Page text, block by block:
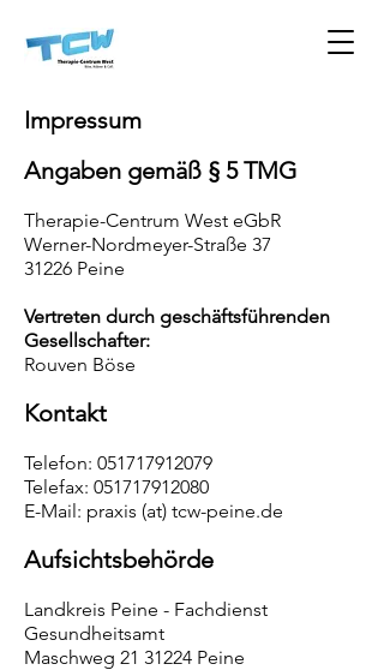
Impressum
Angaben gemäß § 5 TMG
Therapie-Centrum West eGbR
Werner-Nordmeyer-Straße 37
31226 Peine
Vertreten durch geschäftsführenden
Gesellschafter:
Rouven Böse
Kontakt
Telefon: 051717912079
Telefax: 051717912080
E-Mail: praxis (at) tcw-peine.de
Aufsichtsbehörde
Landkreis Peine - Fachdienst
Gesundheitsamt
Maschweg 21 31224 Peine